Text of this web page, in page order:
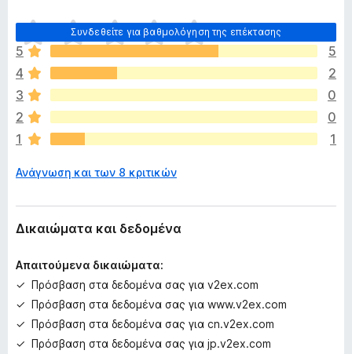
Συνδεθείτε για βαθμολόγηση της επέκτασης
Δ
ε
ν
υ
π
ά
ρ
χ
υ
α
κ
μ
β
α
θ
μ
5
5
4
2
3
0
2
0
1
1
Ανάγνωση και των 8 κριτικών
Δικαιώματα και δεδομένα
Απαιτούμενα δικαιώματα:
Πρόσβαση στα δεδομένα σας για v2ex.com
Πρόσβαση στα δεδομένα σας για www.v2ex.com
Πρόσβαση στα δεδομένα σας για cn.v2ex.com
Πρόσβαση στα δεδομένα σας για jp.v2ex.com